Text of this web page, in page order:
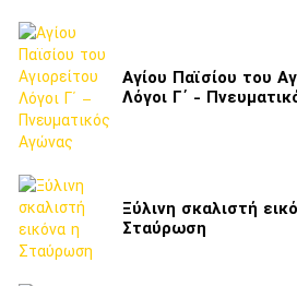
Αγίου Παϊσίου του
Λόγοι Γ΄ -
Ξύλινη σκαλιστή
Σταύρωση